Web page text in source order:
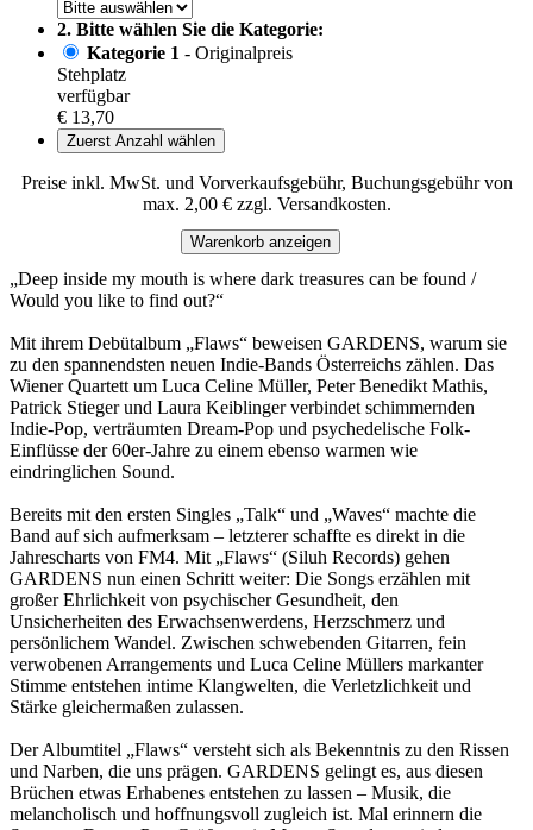
2. Bitte wählen Sie die Kategorie:
Kategorie 1 - Originalpreis
Stehplatz
verfügbar
€ 13,70
Zuerst Anzahl wählen
Preise inkl. MwSt. und Vorverkaufsgebühr, Buchungsgebühr von
max. 2,00 € zzgl. Versandkosten.
Warenkorb anzeigen
„Deep inside my mouth is where dark treasures can be found /
Would you like to find out?“
Mit ihrem Debütalbum „Flaws“ beweisen GARDENS, warum sie
zu den spannendsten neuen Indie-Bands Österreichs zählen. Das
Wiener Quartett um Luca Celine Müller, Peter Benedikt Mathis,
Patrick Stieger und Laura Keiblinger verbindet schimmernden
Indie-Pop, verträumten Dream-Pop und psychedelische Folk-
Einflüsse der 60er-Jahre zu einem ebenso warmen wie
eindringlichen Sound.
Bereits mit den ersten Singles „Talk“ und „Waves“ machte die
Band auf sich aufmerksam – letzterer schaffte es direkt in die
Jahrescharts von FM4. Mit „Flaws“ (Siluh Records) gehen
GARDENS nun einen Schritt weiter: Die Songs erzählen mit
großer Ehrlichkeit von psychischer Gesundheit, den
Unsicherheiten des Erwachsenwerdens, Herzschmerz und
persönlichem Wandel. Zwischen schwebenden Gitarren, fein
verwobenen Arrangements und Luca Celine Müllers markanter
Stimme entstehen intime Klangwelten, die Verletzlichkeit und
Stärke gleichermaßen zulassen.
Der Albumtitel „Flaws“ versteht sich als Bekenntnis zu den Rissen
und Narben, die uns prägen. GARDENS gelingt es, aus diesen
Brüchen etwas Erhabenes entstehen zu lassen – Musik, die
melancholisch und hoffnungsvoll zugleich ist. Mal erinnern die